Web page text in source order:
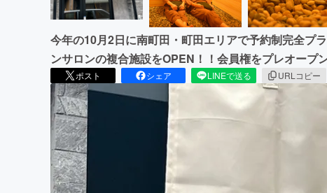
今年の10月2日に南町田・町田エリアで予約制完全プ
ンサロンの複合施設をOPEN！！会員権をプレオープ
ポスト シェア LINEで送る URLコピー